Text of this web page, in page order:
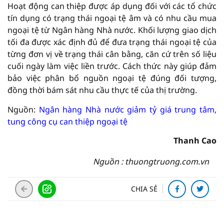
Hoạt động can thiệp được áp dụng đối với các tổ chức
tín dụng có trạng thái ngoại tệ âm và có nhu cầu mua
ngoại tệ từ Ngân hàng Nhà nước. Khối lượng giao dịch
tối đa được xác định đủ để đưa trạng thái ngoại tệ của
từng đơn vị về trạng thái cân bằng, căn cứ trên số liệu
cuối ngày làm việc liền trước. Cách thức này giúp đảm
bảo việc phân bổ nguồn ngoại tệ đúng đối tượng,
đồng thời bám sát nhu cầu thực tế của thị trường.
Nguồn: Ngân hàng Nhà nước giảm tỷ giá trung tâm,
tung công cụ can thiệp ngoại tệ
Thanh Cao
Nguồn : thuongtruong.com.vn
CHIA SẺ